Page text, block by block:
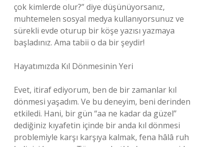
çok kimlerde olur?” diye düşünüyorsanız,
muhtemelen sosyal medya kullanıyorsunuz ve
sürekli evde oturup bir köşe yazısı yazmaya
başladınız. Ama tabii o da bir şeydir!
Hayatımızda Kıl Dönmesinin Yeri
Evet, itiraf ediyorum, ben de bir zamanlar kıl
dönmesi yaşadım. Ve bu deneyim, beni derinden
etkiledi. Hani, bir gün “aa ne kadar da güzel”
dediğiniz kıyafetin içinde bir anda kıl dönmesi
problemiyle karşı karşıya kalmak, fena hâlâ ruh